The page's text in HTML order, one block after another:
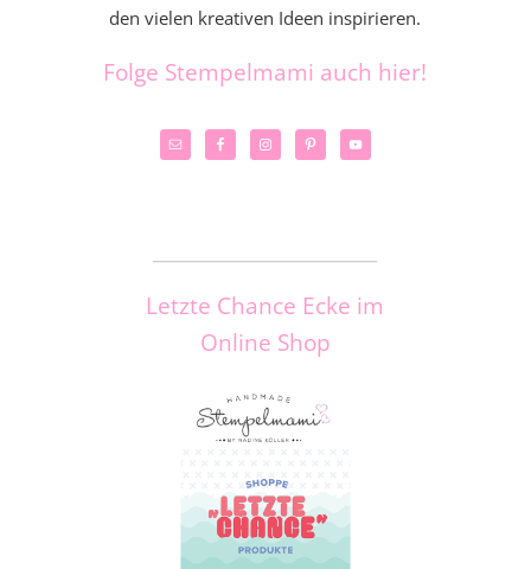
den vielen kreativen Ideen inspirieren.
Folge Stempelmami auch hier!
Letzte Chance Ecke im
Online Shop